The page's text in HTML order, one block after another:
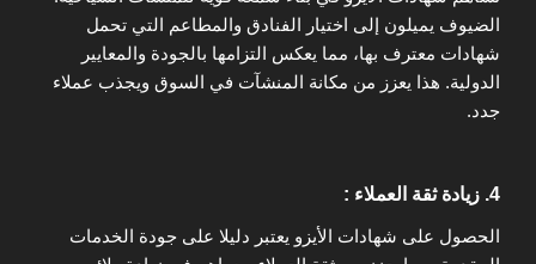
الضيوف يميلون إلى اختيار الفنادق والمطاعم التي تحمل
شهادات معترف بها، مما يعكس التزامها بالجودة والمعايير
الدولية. هذا يعزز من مكانة المنشآت في السوق ويجذب عملاء
جدد.
4. زيادة ثقة العملاء :
الحصول على شهادات الأيزو يعتبر دليلا على جودة الخدمات